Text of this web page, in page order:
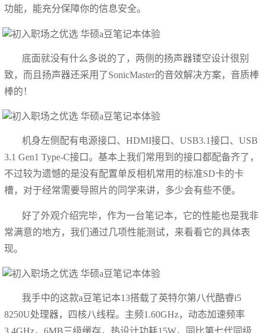
功能，能充分保障你的信息安全。
底面就没有什么多说的了，两侧的扬声器镂空设计很别
致，而且扬声器还采用了SonicMaster的音效解决方案，音质棒
棒的！
机身左侧配有电源接口、HDMI接口、USB3.1接口、USB
3.1 Gen1 Type-C接口。基本上我们常用到的接口都配备齐了，
不过较为遗憾的是没有配置单反相机常用的标准SD卡的卡
槽，对于经常需要导照片的同学来讲，多少会有些不便。
好了外观介绍完毕，作为一台笔记本，它的性能也是我非
常满意的地方，我们通过几项性能测试，来看看它的具体表
现。
我手中的这款a豆笔记本13搭载了英特尔第八代酷睿i5
8250U处理器，四核八线程。主频1.60GHz，动态加速频率